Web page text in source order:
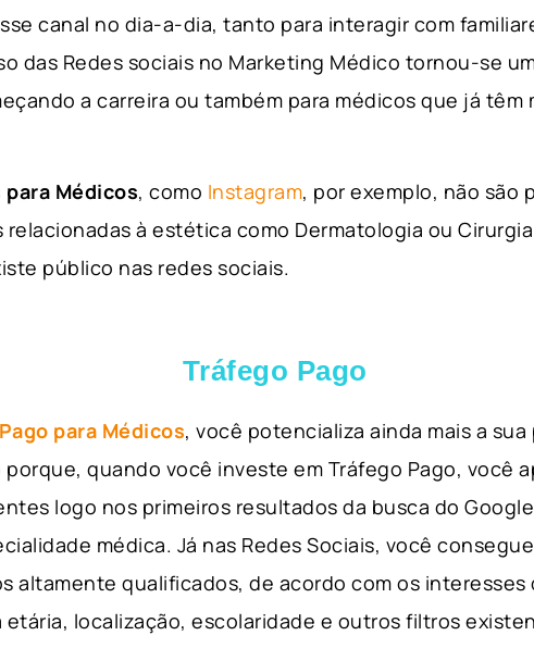
canal no dia-a-dia, tanto para interagir com
das Redes sociais no Marketing Médico tornou-se
a carreira ou também para médicos que já têm
Médicos, como Instagram, por exemplo, não são
relacionadas à estética como Dermatologia ou
público nas redes sociais.
Tráfego Pago
para Médicos, você potencializa ainda mais a
porque, quando você investe em Tráfego Pago, você
logo nos primeiros resultados da busca do
médica. Já nas Redes Sociais, você
altamente qualificados, de acordo com os interesses
etária, localização, escolaridade e outros filtros